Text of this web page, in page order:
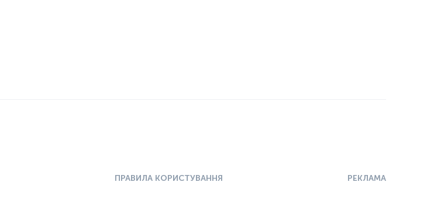
ПРАВИЛА КОРИСТУВАННЯ РЕКЛАМА